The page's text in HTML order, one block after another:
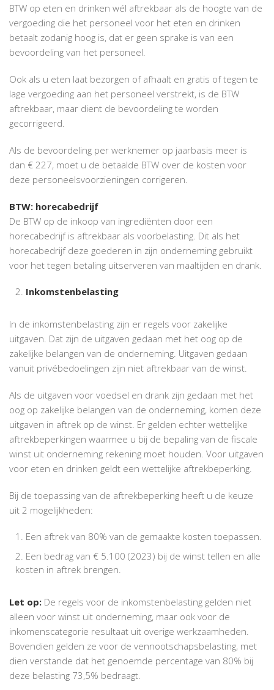
BTW op eten en drinken wél aftrekbaar als de hoogte van de
vergoeding die het personeel voor het eten en drinken
betaalt zodanig hoog is, dat er geen sprake is van een
bevoordeling van het personeel.
Ook als u eten laat bezorgen of afhaalt en gratis of tegen te
lage vergoeding aan het personeel verstrekt, is de BTW
aftrekbaar, maar dient de bevoordeling te worden
gecorrigeerd.
Als de bevoordeling per werknemer op jaarbasis meer is
dan € 227, moet u de betaalde BTW over de kosten voor
deze personeelsvoorzieningen corrigeren.
BTW: horecabedrijf
De BTW op de inkoop van ingrediënten door een
horecabedrijf is aftrekbaar als voorbelasting. Dit als het
horecabedrijf deze goederen in zijn onderneming gebruikt
voor het tegen betaling uitserveren van maaltijden en drank.
Inkomstenbelasting
In de inkomstenbelasting zijn er regels voor zakelijke
uitgaven. Dat zijn de uitgaven gedaan met het oog op de
zakelijke belangen van de onderneming. Uitgaven gedaan
vanuit privébedoelingen zijn niet aftrekbaar van de winst.
Als de uitgaven voor voedsel en drank zijn gedaan met het
oog op zakelijke belangen van de onderneming, komen deze
uitgaven in aftrek op de winst. Er gelden echter wettelijke
aftrekbeperkingen waarmee u bij de bepaling van de fiscale
winst uit onderneming rekening moet houden. Voor uitgaven
voor eten en drinken geldt een wettelijke aftrekbeperking.
Bij de toepassing van de aftrekbeperking heeft u de keuze
uit 2 mogelijkheden:
Een aftrek van 80% van de gemaakte kosten toepassen.
Een bedrag van € 5.100 (2023) bij de winst tellen en alle
kosten in aftrek brengen.
Let op: De regels voor de inkomstenbelasting gelden niet
alleen voor winst uit onderneming, maar ook voor de
inkomenscategorie resultaat uit overige werkzaamheden.
Bovendien gelden ze voor de vennootschapsbelasting, met
dien verstande dat het genoemde percentage van 80% bij
deze belasting 73,5% bedraagt.